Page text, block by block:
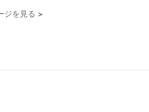
ジを見る >